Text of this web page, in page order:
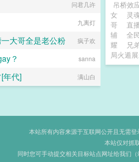
吊桥效
女
灵
哥
直
辅
全
耀
兄
局火遁
问君几许
九离灯
大哥全是老公粉 疯子欢
？ sanna
年代] 满山白
本站所有内容来源于互联网公开且无需
本站仅对抓
同时您可手动提交相关目标站点网址给我们